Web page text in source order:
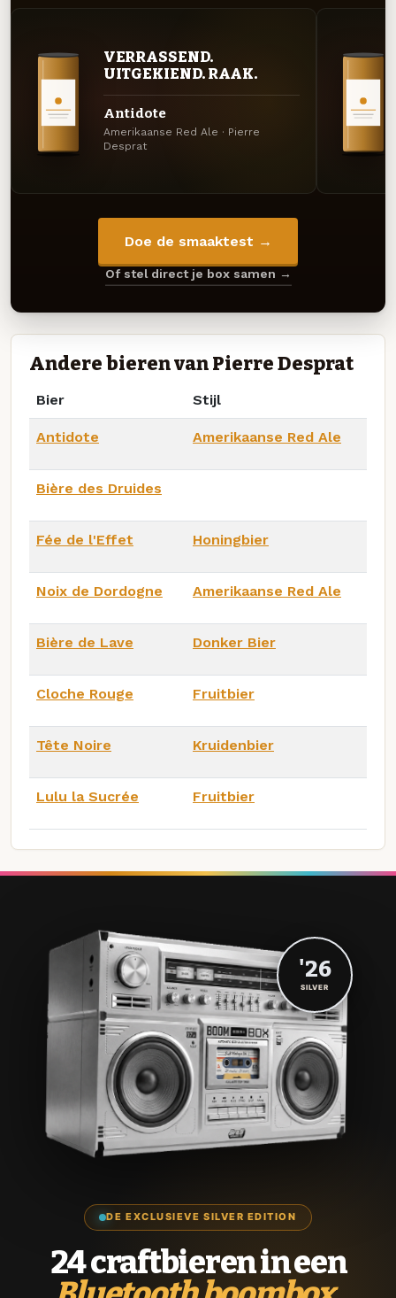
VERRASSEND.
UITGEKIEND. RAAK.
Antidote
Amerikaanse Red Ale · Pierre
Desprat
Doe de smaaktest →
Of stel direct je box samen →
Andere bieren van Pierre Desprat
Bier Stijl
Antidote Amerikaanse Red Ale
Bière des Druides
Fée de l'Effet Honingbier
Noix de Dordogne Amerikaanse Red Ale
Bière de Lave Donker Bier
Cloche Rouge Fruitbier
Tête Noire Kruidenbier
Lulu la Sucrée Fruitbier
DE EXCLUSIEVE SILVER EDITION
24 craftbieren in een
'26
SILVER